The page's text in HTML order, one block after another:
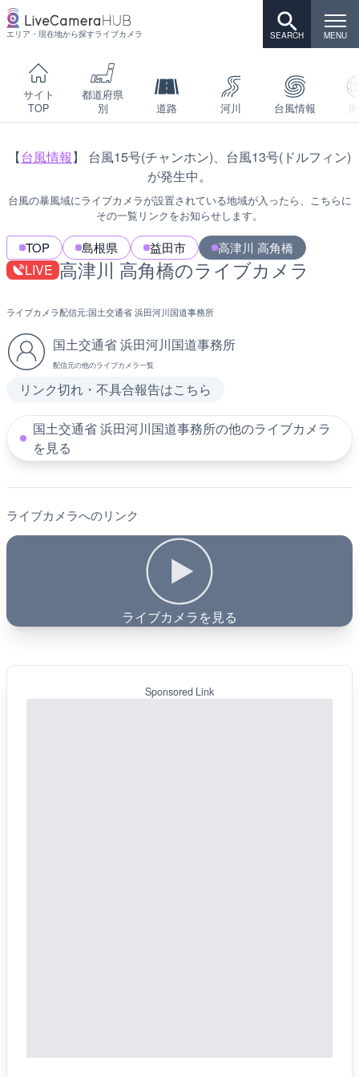
エリア・現在地から探すライブカメラ
サイト
TOP
都道府県
別
道路 河川 台風情報
【台風情報】 台風15号(チャンホン)、台風13号(ドルフィン)
が発生中。
台風の暴風域にライブカメラが設置されている地域が入ったら、こちらに
その一覧リンクをお知らせします。
TOP 島根県 益田市 高津川 高角橋
LIVE 高津川 高角橋のライブカメラ
ライブカメラ配信元:国土交通省 浜田河川国道事務所
国土交通省 浜田河川国道事務所
配信元の他のライブカメラ一覧
リンク切れ・不具合報告はこちら
国土交通省 浜田河川国道事務所の他のライブカメラ
を見る
ライブカメラへのリンク
ライブカメラを見る
Sponsored Link